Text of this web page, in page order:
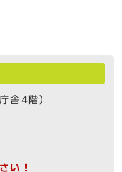
舎4階）
い！